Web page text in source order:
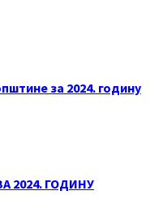
за 2024. годину
2024. ГОДИНУ